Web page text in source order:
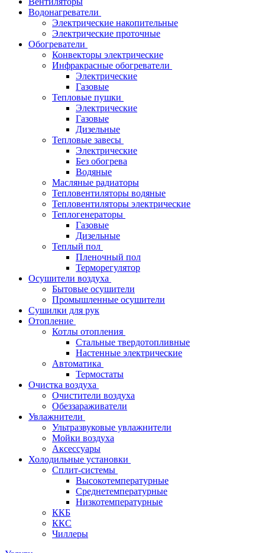
Водонагреватели
Электрические накопительные
Электрические проточные
Обогреватели
Конвекторы электрические
Инфракрасные обогреватели
Электрические
Газовые
Тепловые пушки
Электрические
Газовые
Дизельные
Тепловые завесы
Электрические
Без обогрева
Водяные
Масляные радиаторы
Тепловентиляторы водяные
Тепловентиляторы электрические
Теплогенераторы
Газовые
Дизельные
Теплый пол
Пленочный пол
Терморегулятор
Осушители воздуха
Бытовые осушители
Промышленные осушители
Сушилки для рук
Отопление
Котлы отопления
Стальные твердотопливные
Настенные электрические
Автоматика
Термостаты
Очистка воздуха
Очистители воздуха
Обеззараживатели
Увлажнители
Ультразвуковые увлажнители
Мойки воздуха
Аксессуары
Холодильные установки
Сплит-системы
Высокотемпературные
Среднетемпературные
Низкотемпературные
ККБ
ККС
Чиллеры